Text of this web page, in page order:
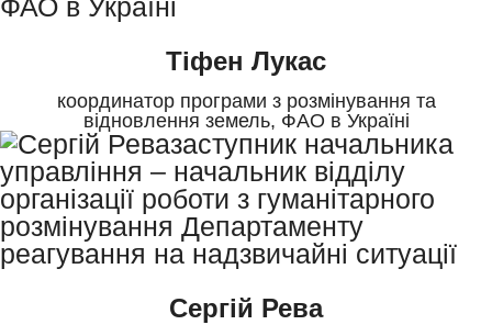
Тіфен Лукас
координатор програми з розмінування та
відновлення земель, ФАО в Україні
Сергій Рева